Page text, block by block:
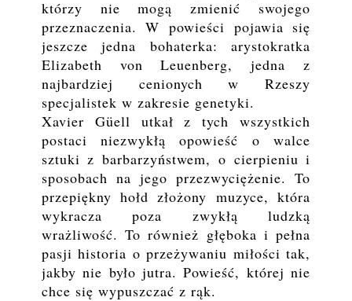
którzy nie mogą zmienić swojego
przeznaczenia. W powieści pojawia się
jeszcze jedna bohaterka: arystokratka
Elizabeth von Leuenberg, jedna z
najbardziej cenionych w Rzeszy
specjalistek w zakresie genetyki.
Xavier Güell utkał z tych wszystkich
postaci niezwykłą opowieść o walce
sztuki z barbarzyństwem, o cierpieniu i
sposobach na jego przezwyciężenie. To
przepiękny hołd złożony muzyce, która
wykracza poza zwykłą ludzką
wrażliwość. To również głęboka i pełna
pasji historia o przeżywaniu miłości tak,
jakby nie było jutra. Powieść, której nie
chce się wypuszczać z rąk.